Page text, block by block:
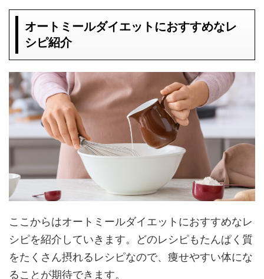
オートミールダイエットにおすすめなレ
シピ紹介
ここからはオートミールダイエットにおすすめなレ
シピを紹介していきます。どのレシピもたんぱく質
をたくさん摂れるレシピなので、痩せやすい体にな
ることが期待できます。